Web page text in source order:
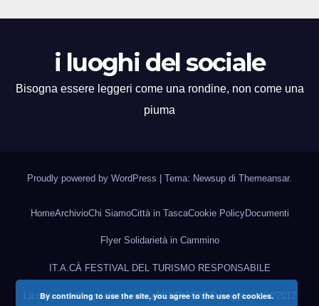
i luoghi del sociale
Bisogna essere leggeri come una rondine, non come una
piuma
Proudly powered by WordPress Tema: Newsup di Themeansar.
HomeArchivioChi SiamoCittà in TascaCookie PolicyDocumenti
Flyer Solidarietà in Cammino
IT.A.CÀ FESTIVAL DEL TURISMO RESPONSABILE
La cultura dell’ospitalità turisticaRENDICONTO Legge n. 124/2017
By continuing to use the site, you agree to the use of cookies.